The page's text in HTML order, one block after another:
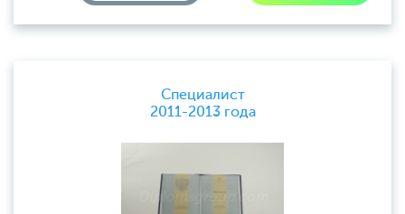
Специалист
2011-2013 года